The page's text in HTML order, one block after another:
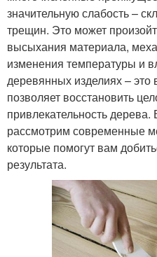
значительную слабость –
трещин. Это может
высыхания материала,
изменения температуры и
деревянных изделиях –
позволяет восстановить
привлекательность дерева.
рассмотрим современные
которые помогут вам
результата.